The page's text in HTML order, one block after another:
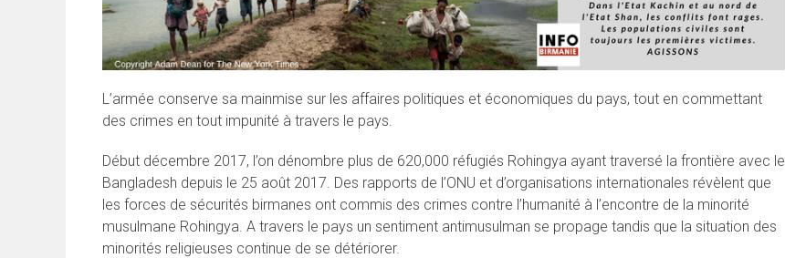
L’armée conserve sa mainmise sur les affaires politiques et économiques du pays, tout en commettant
des crimes en tout impunité à travers le pays.
Début décembre 2017, l’on dénombre plus de 620,000 réfugiés Rohingya ayant traversé la frontière avec le
Bangladesh depuis le 25 août 2017. Des rapports de l’ONU et d’organisations internationales révèlent que
les forces de sécurités birmanes ont commis des crimes contre l’humanité à l’encontre de la minorité
musulmane Rohingya. A travers le pays un sentiment antimusulman se propage tandis que la situation des
minorités religieuses continue de se détériorer.